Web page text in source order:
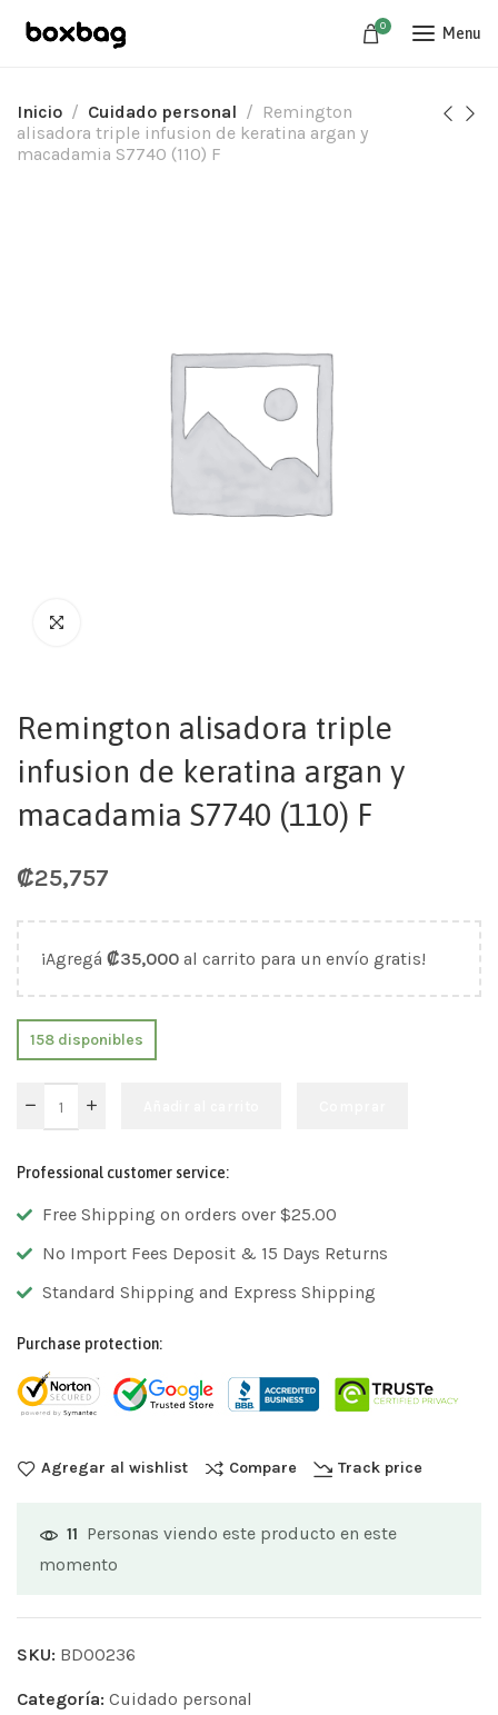
0 Menu
Inicio Cuidado personal
Remington
alisadora triple infusion de keratina argan y
macadamia S7740 (110) F
Remington alisadora triple
infusion de keratina argan y
macadamia S7740 (110) F
₡25,757
¡Agregá ₡35,000 al carrito para un envío gratis!
158 disponibles
Professional customer service:
Free Shipping on orders over $25.00
No Import Fees Deposit & 15 Days Returns
Standard Shipping and Express Shipping
Purchase protection:
Agregar al wishlist Compare Track price
11 Personas viendo este producto en este
momento
SKU: BD00236
Categoría: Cuidado personal